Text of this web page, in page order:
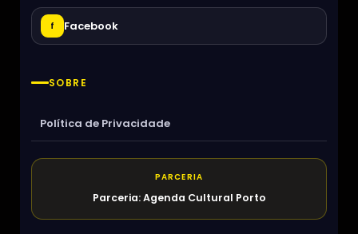
f Facebook
SOBRE
Política de Privacidade
PARCERIA
Parceria: Agenda Cultural Porto